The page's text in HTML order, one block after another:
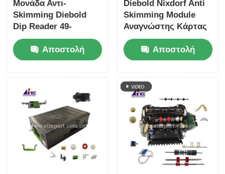
Μονάδα Αντι-
Skimming Diebold
Dip Reader 49-
221699-000B
49221699000B
Αποστολή
Diebold Nixdorf Anti
Skimming Module
Αναγνώστης Κάρτας
Dip 49-221699-000F
49221699000F
Αποστολή